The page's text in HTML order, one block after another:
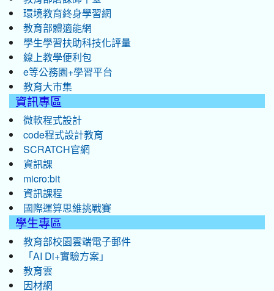
環境教育終身學習網
教育部體適能網
學生學習扶助科技化評量
線上教學便利包
e等公務園+學習平台
教育大市集
資訊專區
微軟程式設計
code程式設計教育
SCRATCH官網
資訊課
micro:bit
資訊課程
國際運算思維挑戰賽
學生專區
教育部校園雲端電子郵件
「AI Di+實驗方案」
教育雲
因材網